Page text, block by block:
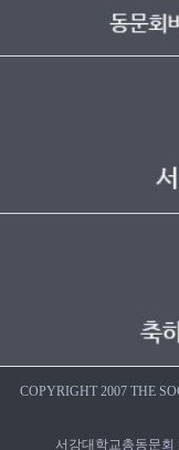
COPYRIGHT 2007 THE
서강대학교총동문회